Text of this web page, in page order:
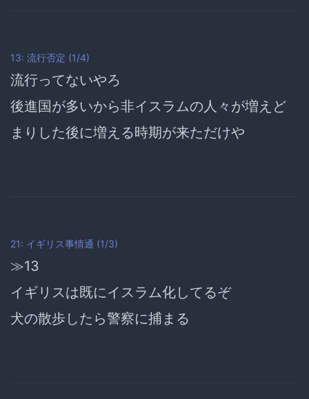
13: 流行否定 (1/4)
流行ってないやろ
後進国が多いから非イスラムの人々が増えど
まりした後に増える時期が来ただけや
21: イギリス事情通 (1/3)
≫13
イギリスは既にイスラム化してるぞ
犬の散歩したら警察に捕まる